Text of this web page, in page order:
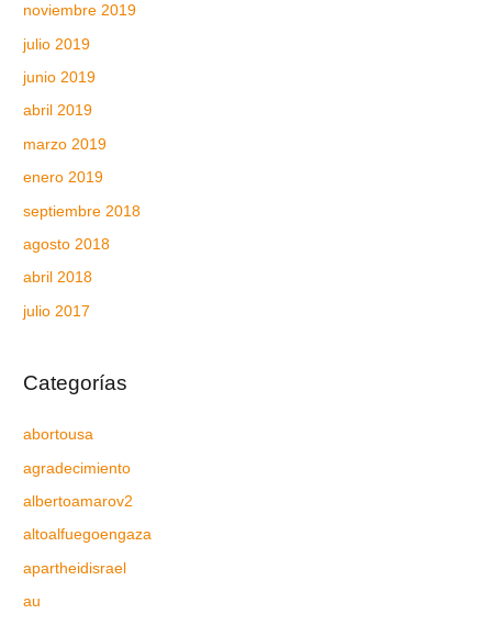
noviembre 2019
julio 2019
junio 2019
abril 2019
marzo 2019
enero 2019
septiembre 2018
agosto 2018
abril 2018
julio 2017
Categorías
abortousa
agradecimiento
albertoamarov2
altoalfuegoengaza
apartheidisrael
au